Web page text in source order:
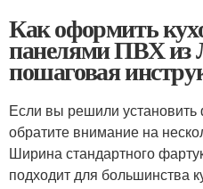
Как оформить
панелями ПВХ из
пошаговая
Если вы решили установить
обратите внимание на
Ширина стандартного
подходит для большинства